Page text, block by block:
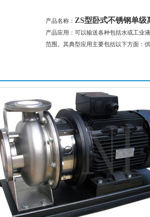
产品名称： ZS型卧式不锈钢单级
产品应用：可以输送各种包括水或工业
范围。其典型应用主要包括以下方面：